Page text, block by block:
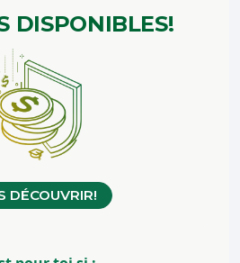
DISPONIBLES!
DÉCOUVRIR!